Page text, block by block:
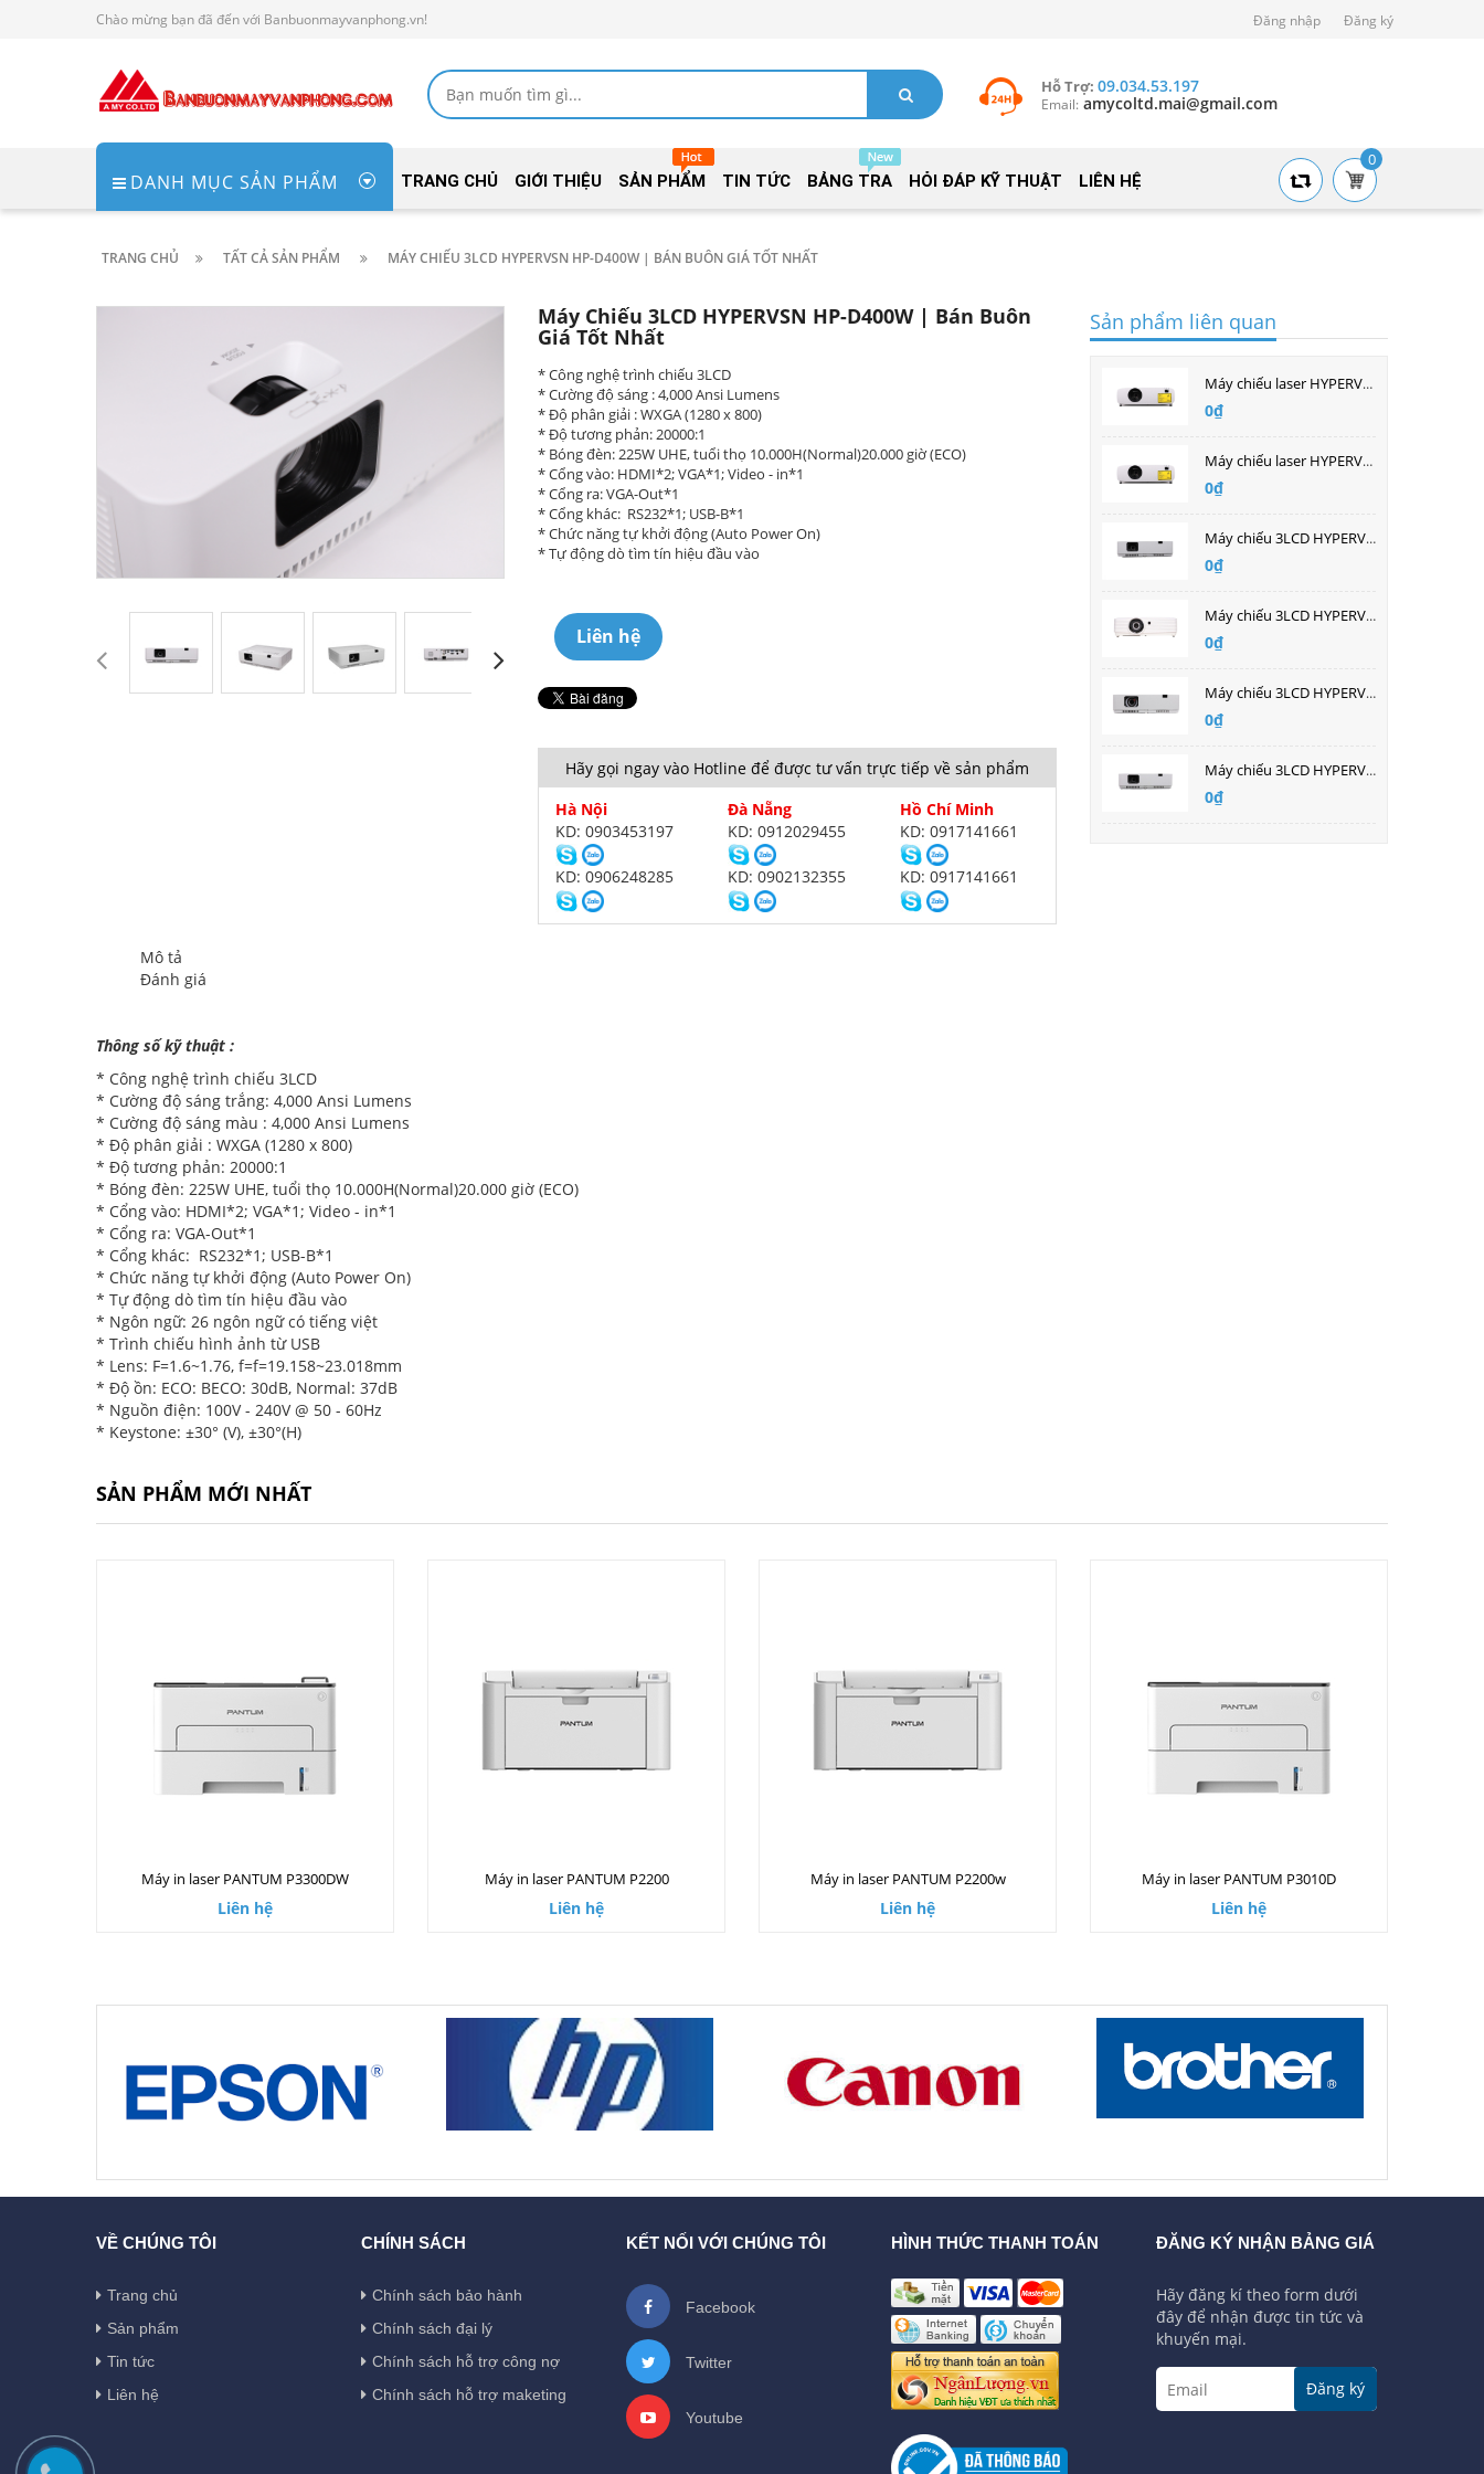
Chào mừng bạn đã đến với Banbuonmayvanphong.vn! Đăng nhập Đăng ký
Hỗ Trợ: 09.034.53.197
Email: amycoltd.mai@gmail.com
DANH MỤC SẢN PHẨM TRANG CHỦ GIỚI THIỆU SẢN PHẨM TIN TỨC BẢNG TRA HỎI ĐÁP KỸ THUẬT LIÊN HỆ
0
TRANG CHỦ TẤT CẢ SẢN PHẨM MÁY CHIẾU 3LCD HYPERVSN HP-D400W | BÁN BUÔN GIÁ TỐT NHẤT
Máy Chiếu 3LCD HYPERVSN HP-D400W | Bán Buôn
Giá Tốt Nhất
* Công nghệ trình chiếu 3LCD
* Cường độ sáng : 4,000 Ansi Lumens
* Độ phân giải : WXGA (1280 x 800)
* Độ tương phản: 20000:1
* Bóng đèn: 225W UHE, tuổi thọ 10.000H(Normal)20.000 giờ (ECO)
* Cổng vào: HDMI*2; VGA*1; Video - in*1
* Cổng ra: VGA-Out*1
* Cổng khác: RS232*1; USB-B*1
* Chức năng tự khởi động (Auto Power On)
* Tự động dò tìm tín hiệu đầu vào
Liên hệ
Hãy gọi ngay vào Hotline để được tư vấn trực tiếp về sản phẩm
Hà Nội
KD: 0903453197
KD: 0906248285
Đà Nẵng
KD: 0912029455
KD: 0902132355
Hồ Chí Minh
KD: 0917141661
KD: 0917141661
Sản phẩm liên quan
Máy chiếu laser HYPERVSN HP-LS500W | Bán buôn giá tốt nhất
0₫
Máy chiếu laser HYPERVSN HP-LS570U | Bán buôn giá tốt nhất
0₫
Máy chiếu 3LCD HYPERVSN HP-D405X | Bán buôn giá tốt nhất
0₫
Máy chiếu 3LCD HYPERVSN HP-D550U | Bán buôn giá tốt nhất
0₫
Máy chiếu 3LCD HYPERVSN HP-D430W | Bán buôn giá tốt nhất
0₫
Máy chiếu 3LCD HYPERVSN HP-D430U | Bán buôn giá tốt nhất
0₫
Mô tả
Đánh giá
Thông số kỹ thuật :
* Công nghệ trình chiếu 3LCD
* Cường độ sáng trắng: 4,000 Ansi Lumens
* Cường độ sáng màu : 4,000 Ansi Lumens
* Độ phân giải : WXGA (1280 x 800)
* Độ tương phản: 20000:1
* Bóng đèn: 225W UHE, tuổi thọ 10.000H(Normal)20.000 giờ (ECO)
* Cổng vào: HDMI*2; VGA*1; Video - in*1
* Cổng ra: VGA-Out*1
* Cổng khác: RS232*1; USB-B*1
* Chức năng tự khởi động (Auto Power On)
* Tự động dò tìm tín hiệu đầu vào
* Ngôn ngữ: 26 ngôn ngữ có tiếng việt
* Trình chiếu hình ảnh từ USB
* Lens: F=1.6~1.76, f=f=19.158~23.018mm
* Độ ồn: ECO: BECO: 30dB, Normal: 37dB
* Nguồn điện: 100V - 240V @ 50 - 60Hz
* Keystone: ±30° (V), ±30°(H)
SẢN PHẨM MỚI NHẤT
Máy in laser PANTUM P3300DW
Liên hệ
Máy in laser PANTUM P2200
Liên hệ
Máy in laser PANTUM P2200w
Liên hệ
Máy in laser PANTUM P3010D
Liên hệ
VỀ CHÚNG TÔI
Trang chủ
Sản phẩm
Tin tức
Liên hệ
CHÍNH SÁCH
Chính sách bảo hành
Chính sách đại lý
Chính sách hỗ trợ công nợ
Chính sách hỗ trợ maketing
KẾT NỐI VỚI CHÚNG TÔI
Facebook
Twitter
Youtube
HÌNH THỨC THANH TOÁN ĐĂNG KÝ NHẬN BẢNG GIÁ
Hãy đăng kí theo form dưới
đây để nhận được tin tức và
khuyến mại.
Đăng ký